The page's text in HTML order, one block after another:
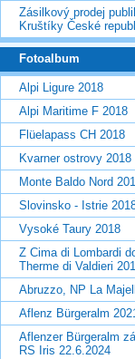
Zásilkový prodej
Kruštíky České
Fotoalbum
Alpi Ligure 2018
Alpi Maritime F 2018
Flüelapass CH 2018
Kvarner ostrovy 2018
Monte Baldo Nord
Slovinsko - Istrie
Vysoké Taury 2018
Z Cima di Lombardi
Therme di Valdieri
Abruzzo, NP La
Aflenz Bürgeralm
Aflenzer Bürgeralm
RS Iris 22.6.2024